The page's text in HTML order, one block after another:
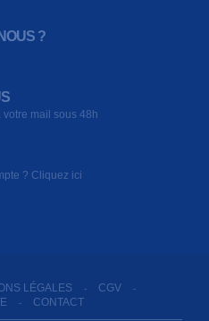
?
mail sous 48h
? Cliquez ici
LÉGALES - CGV -
- CONTACT